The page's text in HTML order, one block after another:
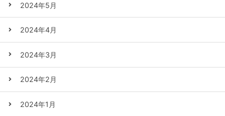
2024年5月
2024年4月
2024年3月
2024年2月
2024年1月